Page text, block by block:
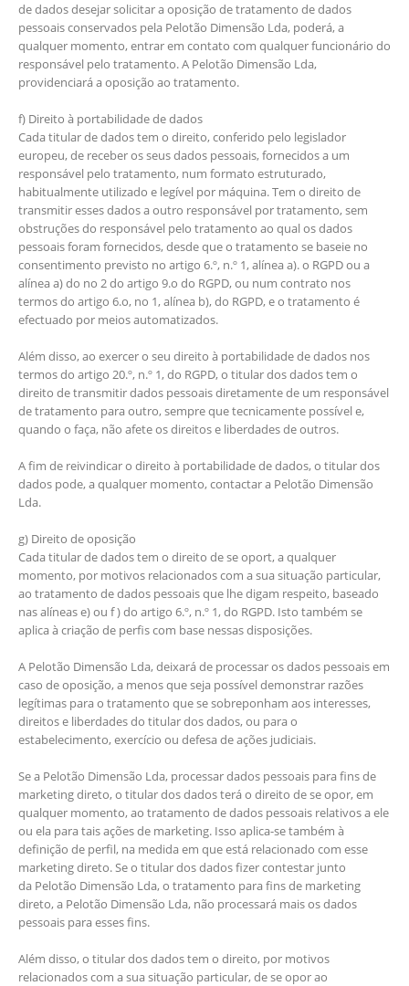
de dados desejar solicitar a oposição de tratamento de dados
pessoais conservados pela Pelotão Dimensão Lda, poderá, a
qualquer momento, entrar em contato com qualquer funcionário do
responsável pelo tratamento. A Pelotão Dimensão Lda,
providenciará a oposição ao tratamento.
f) Direito à portabilidade de dados
Cada titular de dados tem o direito, conferido pelo legislador
europeu, de receber os seus dados pessoais, fornecidos a um
responsável pelo tratamento, num formato estruturado,
habitualmente utilizado e legível por máquina. Tem o direito de
transmitir esses dados a outro responsável por tratamento, sem
obstruções do responsável pelo tratamento ao qual os dados
pessoais foram fornecidos, desde que o tratamento se baseie no
consentimento previsto no artigo 6.º, n.º 1, alínea a). o RGPD ou a
alínea a) do no 2 do artigo 9.o do RGPD, ou num contrato nos
termos do artigo 6.o, no 1, alínea b), do RGPD, e o tratamento é
efectuado por meios automatizados.
Além disso, ao exercer o seu direito à portabilidade de dados nos
termos do artigo 20.º, n.º 1, do RGPD, o titular dos dados tem o
direito de transmitir dados pessoais diretamente de um responsável
de tratamento para outro, sempre que tecnicamente possível e,
quando o faça, não afete os direitos e liberdades de outros.
A fim de reivindicar o direito à portabilidade de dados, o titular dos
dados pode, a qualquer momento, contactar a Pelotão Dimensão
Lda.
g) Direito de oposição
Cada titular de dados tem o direito de se oport, a qualquer
momento, por motivos relacionados com a sua situação particular,
ao tratamento de dados pessoais que lhe digam respeito, baseado
nas alíneas e) ou f ) do artigo 6.º, n.º 1, do RGPD. Isto também se
aplica à criação de perfis com base nessas disposições.
A Pelotão Dimensão Lda, deixará de processar os dados pessoais em
caso de oposição, a menos que seja possível demonstrar razões
legítimas para o tratamento que se sobreponham aos interesses,
direitos e liberdades do titular dos dados, ou para o
estabelecimento, exercício ou defesa de ações judiciais.
Se a Pelotão Dimensão Lda, processar dados pessoais para fins de
marketing direto, o titular dos dados terá o direito de se opor, em
qualquer momento, ao tratamento de dados pessoais relativos a ele
ou ela para tais ações de marketing. Isso aplica-se também à
definição de perfil, na medida em que está relacionado com esse
marketing direto. Se o titular dos dados fizer contestar junto
da Pelotão Dimensão Lda, o tratamento para fins de marketing
direto, a Pelotão Dimensão Lda, não processará mais os dados
pessoais para esses fins.
Além disso, o titular dos dados tem o direito, por motivos
relacionados com a sua situação particular, de se opor ao